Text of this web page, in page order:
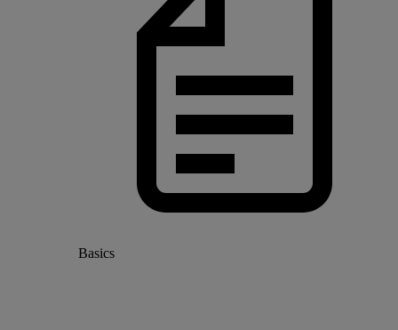
Basics